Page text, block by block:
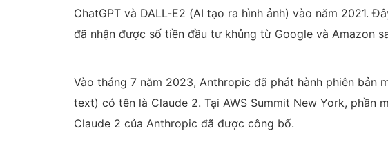
ChatGPT và DALL-E2 (AI tạo ra hình ảnh) vào năm 2021.
đã nhận được số tiền đầu tư khủng từ Google và Amazon
Vào tháng 7 năm 2023, Anthropic đã phát hành phiên bản
text) có tên là Claude 2. Tại AWS Summit New York, phần
Claude 2 của Anthropic đã được công bố.